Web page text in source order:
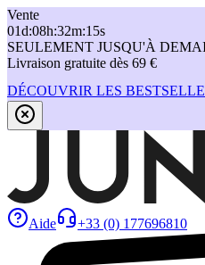
Vente
01d:08h:32m:15s
SEULEMENT JUSQU'À
Livraison gratuite dès 69 €
DÉCOUVRIR LES
Aide +33 (0) 177696810